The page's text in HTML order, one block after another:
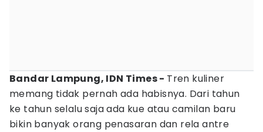
Bandar Lampung, IDN Times - Tren kuliner
memang tidak pernah ada habisnya. Dari tahun
ke tahun selalu saja ada kue atau camilan baru
bikin banyak orang penasaran dan rela antre